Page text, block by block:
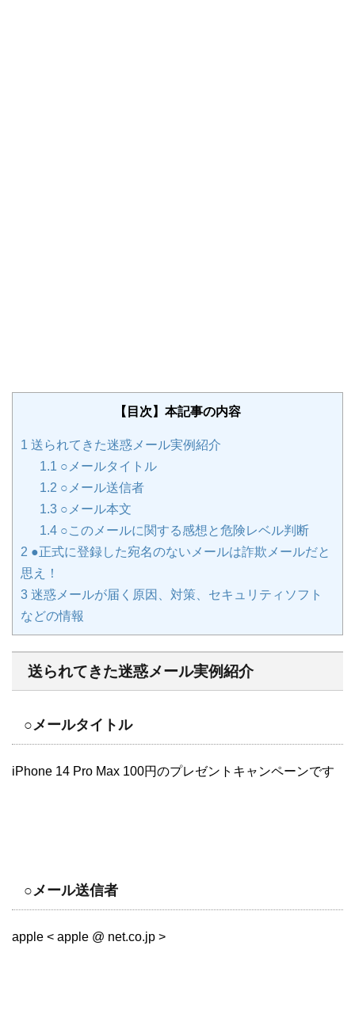
【目次】本記事の内容
1 送られてきた迷惑メール実例紹介
1.1 ○メールタイトル
1.2 ○メール送信者
1.3 ○メール本文
1.4 ○このメールに関する感想と危険レベル判断
2 ●正式に登録した宛名のないメールは詐欺メールだと
思え！
3 迷惑メールが届く原因、対策、セキュリティソフト
などの情報
送られてきた迷惑メール実例紹介
○メールタイトル
iPhone 14 Pro Max 100円のプレゼントキャンペーンです
○メール送信者
apple < apple @ net.co.jp >